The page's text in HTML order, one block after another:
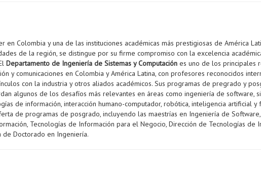
en Colombia y una de las instituciones académicas más prestigiosas de América
de la región, se distingue por su firme compromiso con la excelencia
Departamento de Ingeniería de Sistemas y Computación es uno de los principales
y comunicaciones en Colombia y América Latina, con profesores reconocidos
con la industria y otros aliados académicos. Sus programas de pregrado y
algunos de los desafíos más relevantes en áreas como ingeniería de software,
de información, interacción humano-computador, robótica, inteligencia artificial y
de programas de posgrado, incluyendo las maestrías en Ingeniería de
Tecnologías de Información para el Negocio, Dirección de Tecnologías de
Doctorado en Ingeniería.